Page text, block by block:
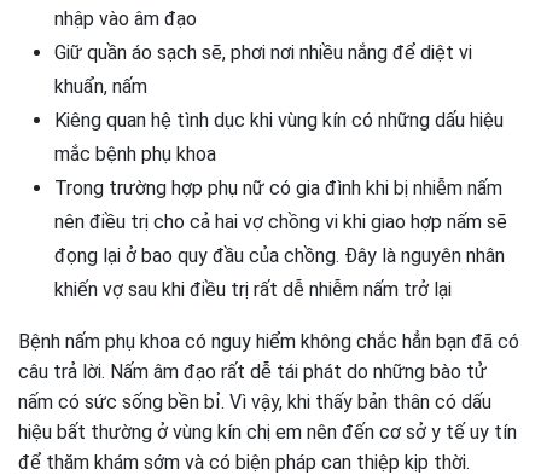
nhập vào âm đạo
Giữ quần áo sạch sẽ, phơi nơi nhiều nắng để diệt vi
khuẩn, nấm
Kiêng quan hệ tình dục khi vùng kín có những dấu hiệu
mắc bệnh phụ khoa
Trong trường hợp phụ nữ có gia đình khi bị nhiễm nấm
nên điều trị cho cả hai vợ chồng vi khi giao hợp nấm sẽ
đọng lại ở bao quy đầu của chồng. Đây là nguyên nhân
khiến vợ sau khi điều trị rất dễ nhiễm nấm trở lại
Bệnh nấm phụ khoa có nguy hiểm không chắc hẳn bạn đã có
câu trả lời. Nấm âm đạo rất dễ tái phát do những bào tử
nấm có sức sống bền bỉ. Vì vậy, khi thấy bản thân có dấu
hiệu bất thường ở vùng kín chị em nên đến cơ sở y tế uy tín
để thăm khám sớm và có biện pháp can thiệp kịp thời.